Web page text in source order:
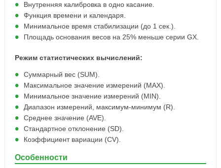
Внутренняя калибровка в одно касание.
Функция времени и календаря.
Минимальное время стабилизации (до 1 сек.).
Площадь основания весов на 25% меньше серии GX.
Режим статистических вычислений:
Суммарный вес (SUM).
Максимальное значение измерений (MAX).
Минимальное значение измерений (MIN).
Диапазон измерений, максимум-минимум (R).
Среднее значение (AVE).
Стандартное отклонение (SD).
Коэффициент вариации (CV).
Особенности